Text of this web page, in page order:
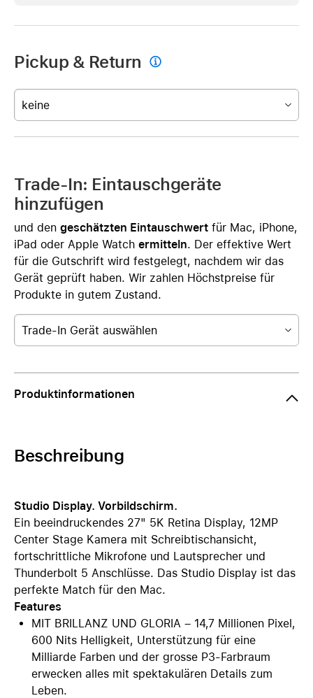
Pickup & Return 
keine
Trade-In: Eintauschgeräte
hinzufügen
und den geschätzten Eintauschwert für Mac, iPhone,
iPad oder Apple Watch ermitteln. Der effektive Wert
für die Gutschrift wird festgelegt, nachdem wir das
Gerät geprüft haben. Wir zahlen Höchstpreise für
Produkte in gutem Zustand.
Trade-In Gerät auswählen
Produktinformationen
Beschreibung
Studio Display. Vorbildschirm.
Ein beeindruckendes 27" 5K Retina Display, 12MP
Center Stage Kamera mit Schreibtischansicht,
fortschrittliche Mikrofone und Lautsprecher und
Thunderbolt 5 Anschlüsse. Das Studio Display ist das
perfekte Match für den Mac.
Features
MIT BRILLANZ UND GLORIA – 14,7 Millionen Pixel,
600 Nits Helligkeit, Unterstützung für eine
Milliarde Farben und der grosse P3-Farbraum
erwecken alles mit spektakulären Details zum
Leben.